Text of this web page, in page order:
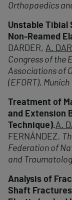
Orthopaedics
Unstable Tibial
Non-Reamed
DARDER, A.
Congress of the
Associations of
(EFORT), Munich
Treatment of
and Extension
Technique).A.
FERNÁNDEZ.
Federation of
and
Analysis of
Shaft